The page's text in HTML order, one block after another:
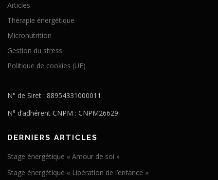
Articles
Thérapie énergétique
Micronutrition
Gestion du stress
Politique de cookies (UE)
N° de Siret : 88954331000011
N° d’adhérent CNPM : CNPM26629
DERNIERS ARTICLES
Stage énergétique « Amour de soi »
Stage énergétique « Libération de l’enfance »